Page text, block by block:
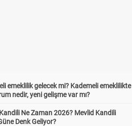
emeklilik gelecek mi? Kademeli emeklilikte
nedir, yeni gelişme var mı?
Ne Zaman 2026? Mevlid Kandili
Denk Geliyor?